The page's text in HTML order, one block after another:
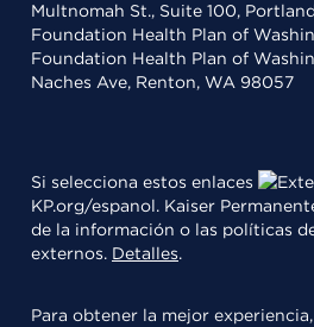
Multnomah St., Suite 100,
Foundation Health Plan of
Foundation Health Plan of
Naches Ave, Renton, WA 98057
Si selecciona estos enlaces
KP.org/espanol. Kaiser
de la información o las políticas
externos. Detalles.
Para obtener la mejor